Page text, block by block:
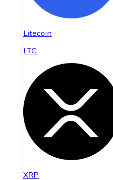
Litecoin
LTC
XRP